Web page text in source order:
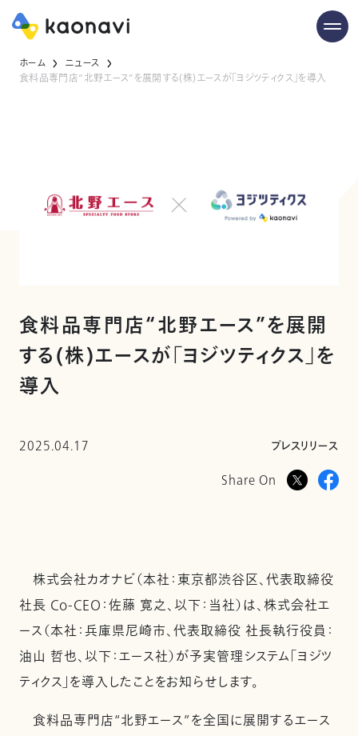
ホーム
ニュース
食料品専門店“北野エース”を展開する(株)エースが「ヨジツティクス」を導入
食料品専門店“北野エース”を展開
する(株)エースが「ヨジツティクス」を
導入
2025.04.17 プレスリリース
Share On
株式会社カオナビ（本社：東京都渋谷区、代表取締役
社長 Co-CEO：佐藤 寛之、以下：当社）は、株式会社エ
ース（本社：兵庫県尼崎市、代表取締役 社長執行役員：
油山 哲也、以下：エース社）が予実管理システム「ヨジツ
ティクス」を導入したことをお知らせします。
食料品専門店“北野エース”を全国に展開するエース